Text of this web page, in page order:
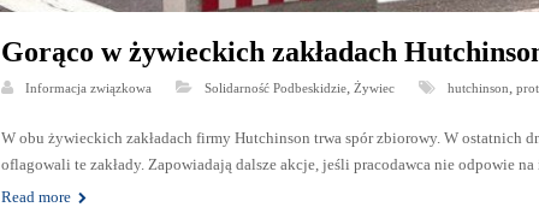
Gorąco w żywieckich zakładach
Informacja związkowa Solidarność Podbeskidzie Żywiec hutchinson ,
W obu żywieckich zakładach firmy Hutchinson trwa spór zbiorowy. W ostatnich
oflagowali te zakłady. Zapowiadają dalsze akcje, jeśli pracodawca nie odpowie na
Read more